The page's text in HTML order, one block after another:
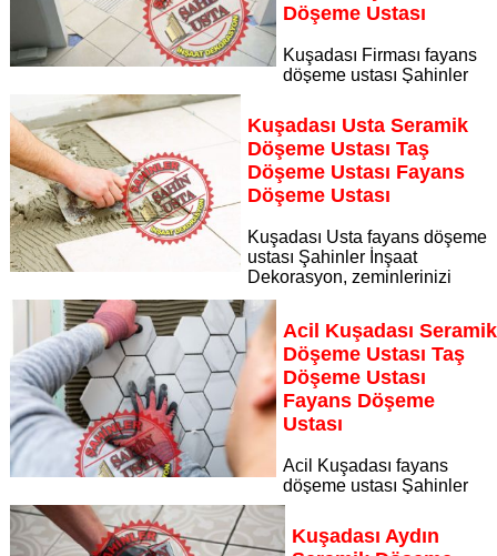
Döşeme Ustası
Kuşadası Firması fayans
döşeme ustası Şahinler
İnşaat Dekorasyon, zeminlerinizi sanat eseri gibi işleyen
uzman kadrosuyla Kuşadası Firması bölgesine özel hizmet
sunuyor
Sayfaya Git
Kuşadası Usta Seramik
Döşeme Ustası Taş
Döşeme Ustası Fayans
Döşeme Ustası
Kuşadası Usta fayans döşeme
ustası Şahinler İnşaat
Dekorasyon, zeminlerinizi
sanat eseri gibi işleyen uzman kadrosuyla Kuşadası Usta
bölgesine özel hizmet sunuyor
Sayfaya Git
Acil Kuşadası Seramik
Döşeme Ustası Taş
Döşeme Ustası
Fayans Döşeme
Ustası
Acil Kuşadası fayans
döşeme ustası Şahinler
İnşaat Dekorasyon, zeminlerinizi sanat eseri gibi işleyen
uzman kadrosuyla Acil Kuşadası bölgesine özel hizmet
sunuyor
Kuşadası Aydın